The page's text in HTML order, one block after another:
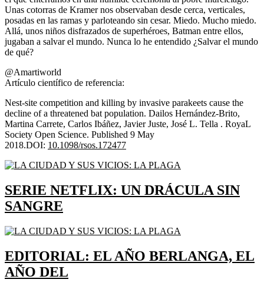
Unas cotorras de Kramer nos observaban desde cerca, verticales,
posadas en las ramas y parloteando sin cesar. Miedo. Mucho miedo.
Allá, unos niños disfrazados de superhéroes, Batman entre ellos,
jugaban a salvar el mundo. Nunca lo he entendido ¿Salvar el mundo
de qué?
@Amartiworld
Artículo científico de referencia:
Nest-site competition and killing by invasive parakeets cause the
decline of a threatened bat population. Dailos Hernández-Brito,
Martina Carrete, Carlos Ibáñez, Javier Juste, José L. Tella . RoyaL
Society Open Science. Published 9 May
2018.DOI: 10.1098/rsos.172477
SERIE NETFLIX: UN DRÁCULA SIN
SANGRE
EDITORIAL: EL AÑO BERLANGA, EL
AÑO DEL